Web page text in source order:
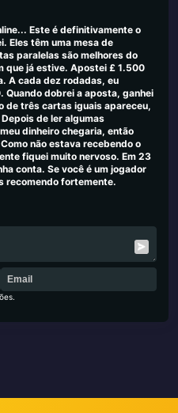
Este é definitivamente o
Eles têm uma mesa de
paralelas são melhores do
que já estive. Apostei £ 1.500
A cada dez rodadas, eu
Quando dobrei a aposta, ganhei
de três cartas iguais apareceu,
de ler algumas
dinheiro chegaria, então
não estava recebendo o
fiquei muito nervoso. Em 23
conta. Se você é um jogador
recomendo fortemente.